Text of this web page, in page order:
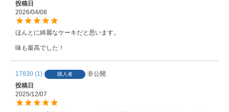
投稿日
2026/04/08
ほんとに綺麗なケーキだと思います。
味も最高でした！
17830 1 購入者
非公開
投稿日
2025/12/07